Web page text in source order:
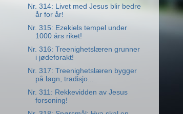
Nr. 314: Livet med Jesus blir bedre
år for år!
Nr. 315: Ezekiels tempel under
1000 års riket!
Nr. 316: Treenighetslæren grunner
i jødeforakt!
Nr. 317: Treenighetslæren bygger
på løgn, tradisjo...
Nr. 311: Rekkevidden av Jesus
forsoning!